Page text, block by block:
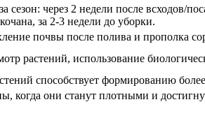
сезон: через 2 недели после всходов/
за 2-3 недели до уборки.
почвы после полива и прополка
растений, использование
способствует формированию
когда они станут плотными и